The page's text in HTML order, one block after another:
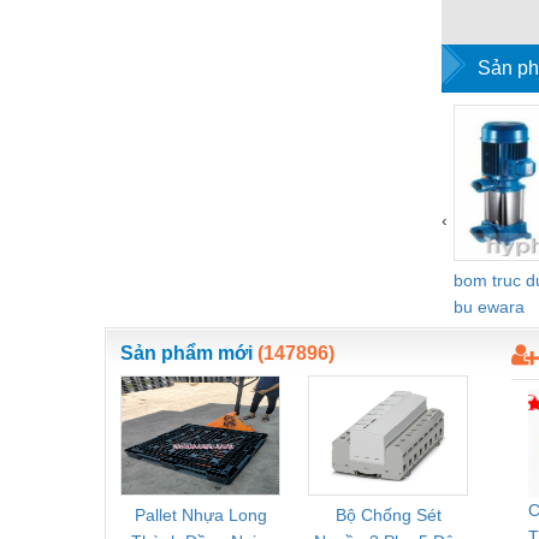
Thiết bị công nghiệp
Thiết bị công trình
Thiết bị điện
Thiết bị giáo dục
Thiết bị khác
Sản
bom truc
bu ewara
‹
Sản phẩm mới (147896)
Pallet Nhựa Long
Bộ Chống Sét
Rơ